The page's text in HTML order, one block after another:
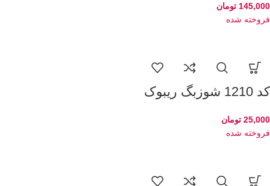
145,000 تومان
فروخته شده
کد 1210 شوزبگ ریبوک
25,000 تومان
فروخته شده